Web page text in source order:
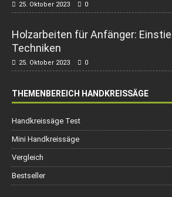
25. Oktober 2023 0
Holzarbeiten für Anfänger:
Techniken
25. Oktober 2023 0
THEMENBEREICH HANDKREISSÄGE
Handkreissäge Test
Mini Handkreissäge
Vergleich
Bestseller